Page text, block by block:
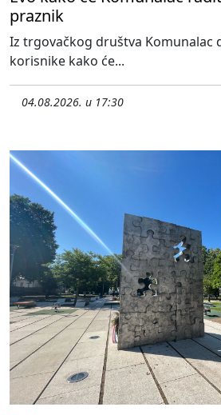
praznik
Iz trgovačkog društva Komunalac
korisnike kako će...
04.08.2026. u 17:30